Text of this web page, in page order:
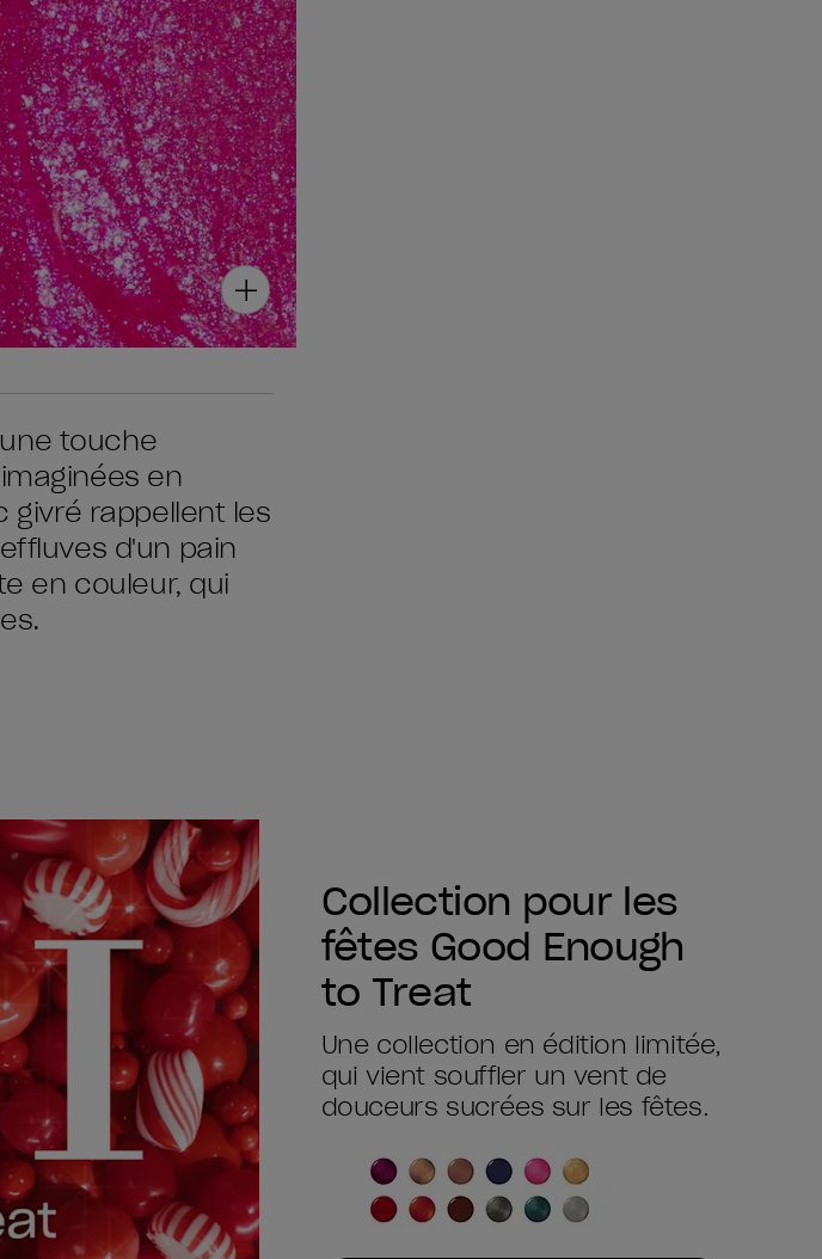
touche
en
givré rappellent les
d'un pain
en couleur, qui
Collection pour les
fêtes Good Enough
to Treat
Une collection en édition limitée,
qui vient souffler un vent de
douceurs sucrées sur les fêtes.